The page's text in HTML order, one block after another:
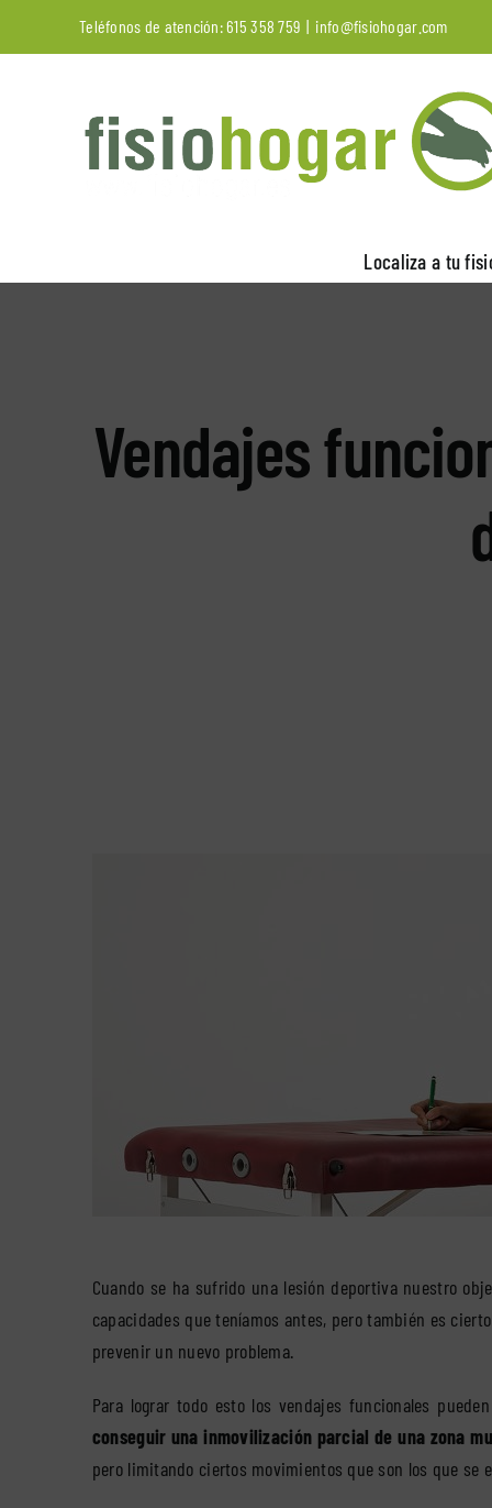
Teléfonos de atención:615 358 759 | info@fisiohogar.com
Localiza a tu
Vendajes
Cuando se ha sufrido una lesión deportiva nuestro
capacidades que teníamos antes, pero también es
prevenir un nuevo problema.
Para lograr todo esto los vendajes funcionales
conseguir una inmovilización parcial de una zona
pero limitando ciertos movimientos que son los que se